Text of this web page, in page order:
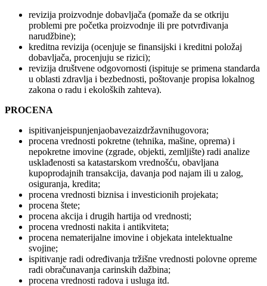
revizija proizvodnje dobavljača (pomaže da se otkriju
problemi pre početka proizvodnje ili pre potvrđivanja
narudžbine);
kreditna revizija (ocenjuje se finansijski i kreditni položaj
dobavljača, procenjuju se rizici);
revizija društvene odgovornosti (ispituje se primena standarda
u oblasti zdravlja i bezbednosti, poštovanje propisa lokalnog
zakona o radu i ekoloških zahteva).
PROCENA
ispitivanjeispunjenjaobavezaizdržavnihugovora;
procena vrednosti pokretne (tehnika, mašine, oprema) i
nepokretne imovine (zgrade, objekti, zemljište) radi analize
usklađenosti sa katastarskom vrednošću, obavljana
kupoprodajnih transakcija, davanja pod najam ili u zalog,
osiguranja, kredita;
procena vrednosti biznisa i investicionih projekata;
procena štete;
procena akcija i drugih hartija od vrednosti;
procena vrednosti nakita i antikviteta;
procena nematerijalne imovine i objekata intelektualne
svojine;
ispitivanje radi određivanja tržišne vrednosti polovne opreme
radi obračunavanja carinskih dažbina;
procena vrednosti radova i usluga itd.